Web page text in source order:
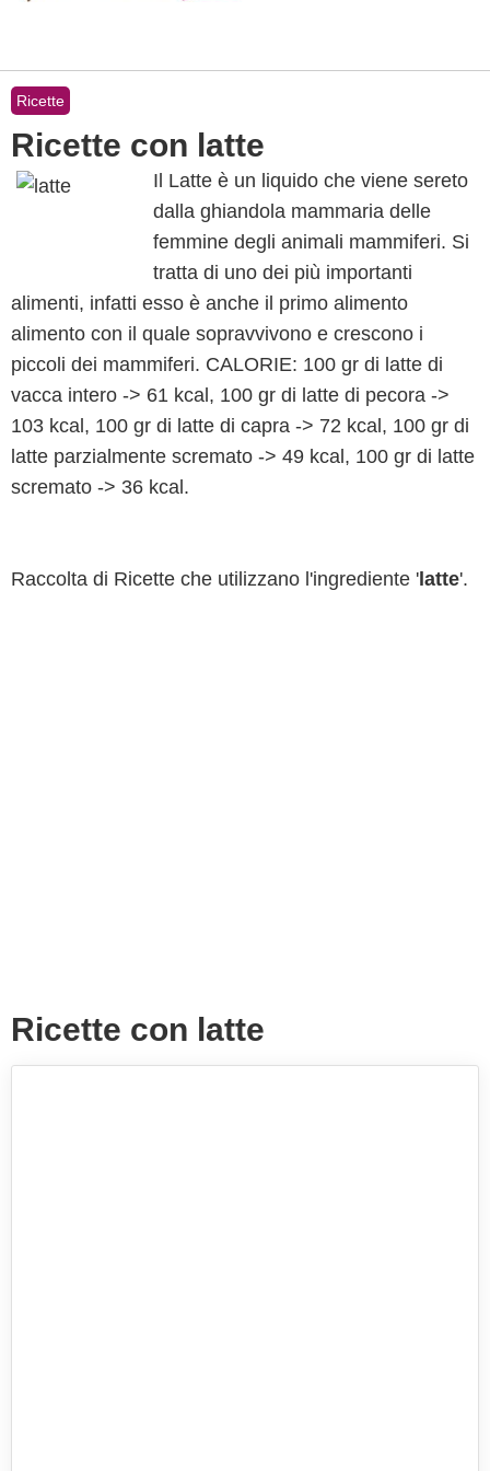
Ricette
Ricette con latte
Il Latte è un liquido che viene sereto
dalla ghiandola mammaria delle
femmine degli animali mammiferi. Si
tratta di uno dei più importanti
alimenti, infatti esso è anche il primo alimento
alimento con il quale sopravvivono e crescono i
piccoli dei mammiferi. CALORIE: 100 gr di latte di
vacca intero -> 61 kcal, 100 gr di latte di pecora ->
103 kcal, 100 gr di latte di capra -> 72 kcal, 100 gr di
latte parzialmente scremato -> 49 kcal, 100 gr di latte
scremato -> 36 kcal.
Raccolta di Ricette che utilizzano l'ingrediente ' latte'.
Ricette con latte